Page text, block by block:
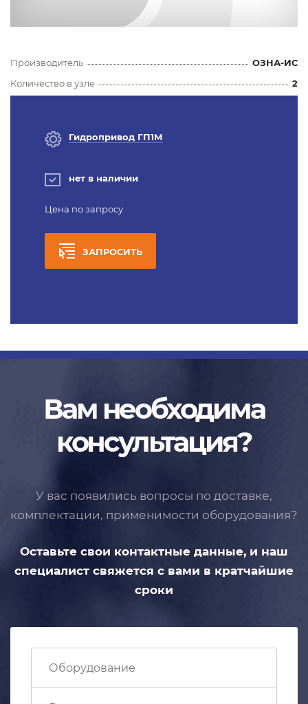
Производитель
ОЗНА-ИС
Количество в узле
2
Гидропривод ГП1М
нет в наличии
Цена по запросу
ЗАПРОСИТЬ
Вам необходима
консультация?
У вас появились вопросы по доставке,
комплектации, применимости оборудования?
Оставьте свои контактные данные, и наш
специалист свяжется с вами в кратчайшие
сроки